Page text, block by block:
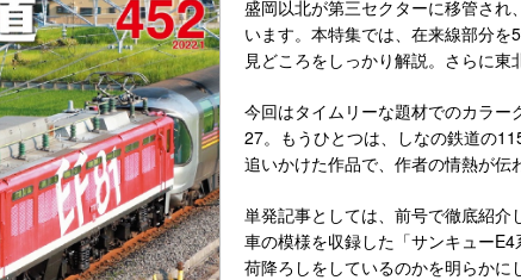
盛岡以北が第三セクターに移管さ
います。本特集では、在来線部分
見どころをしっかり解説。さらに東
今回はタイムリーな題材でのカラ
27。もうひとつは、しなの鉄道の
追いかけた作品で、作者の情熱が伝
単発記事としては、前号で徹底紹
車の模様を収録した「サンキュー
荷降ろしをしているのかを明らか